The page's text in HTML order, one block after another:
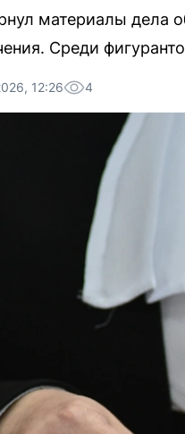
материалы дела
Среди
12:26 4